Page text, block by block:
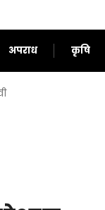
अपराध कृषि